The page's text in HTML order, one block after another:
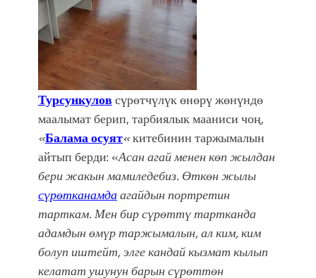
Турсункуловсүрөтчүлүк өнөрү жөнүндө
маалымат берип, тарбиялык мааниси чоң,
«Балама осуят«китебинин таржымалын
айтып берди: «Асан агай менен көп жылдан
бери жакын мамиледебиз. Өткөн жылы
сүрөтканамдаагайдын портретин
тарткам. Мен бир сүрөттү тартканда
адамдын өмүр таржымалын, ал ким, ким
болуп иштейт, элге кандай кызмат кылып
келатат ушунун барын сүрөттөн